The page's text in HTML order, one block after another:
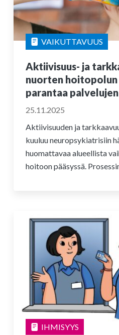
VAIKUTTAVUUS
Aktiivisuus- ja
nuorten
parantaa
25.11.2025
Aktiivisuuden ja
kuuluu neuropsykiatrisiin
huomattavaa alueellista
hoitoon pääsyssä.
IHMISYYS